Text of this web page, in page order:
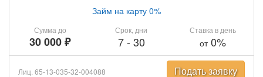
Сумма до
30 000 ₽
Займ на карту 0%
Срок, дни
7- 30
Ставка в день
от0%
Лиц. 65-13-035-32-004088 Подать заявку